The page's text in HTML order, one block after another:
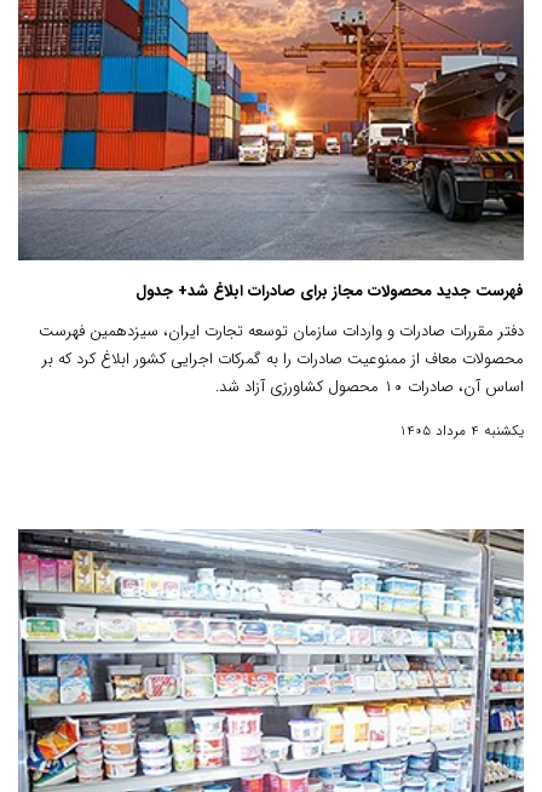
فهرست جدید محصولات مجاز برای صادرات ابلاغ شد+ جدول
دفتر مقررات صادرات و واردات سازمان توسعه تجارت ایران، سیزدهمین فهرست
محصولات معاف از ممنوعیت صادرات را به گمرکات اجرایی کشور ابلاغ کرد که بر
اساس آن، صادرات ۱۰ محصول کشاورزی آزاد شد.
یکشنبه 4 مرداد 1405